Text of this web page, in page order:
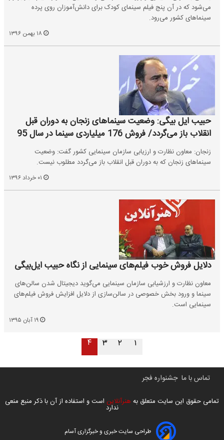
می‌شود که در آن پنج فیلم سینمای کودک برای دانش‌آموزان روی پرده
سینماهای کشور می‌رود.
حبیب ایل بیگی: وضعیت سینماهای زنجان به‌ دوران قبل
انقلاب باز می‌گردد/ فروش 176 میلیاردی سینما در سال 95
زنجان: معاون نظارت و ارزیابی سازمان سینمایی کشور گفت: وضعیت
سینماهای زنجان که به‌ دوران قبل انقلاب باز می‌گردد مطلوب نیست.
دلایل فروش خوب فیلم‌های سینمایی از نگاه حبیب ایل‌بیگی
معاون نظارت و ارزشیابی سازمان سینمایی می‌گوید دیجیتال شدن سالن‌های
سینما و ورود بخش خصوصی در سالن‌سازی از دلایل افزایش فروش فیلم‌های
سینمایی است.
۱ ۲ ۳ ۴
تماس با ما جشنواره فجر
تمامی حقوق این سایت متعلق به هنرآنلاین است و استفاده از آن با ذکر منبع منعی
ندارد
طراحی سایت خبری و خبرگزاری آسام